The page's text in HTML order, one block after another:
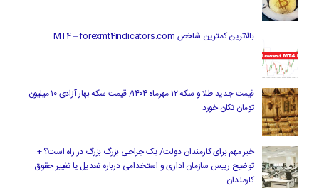
بالاترین کمترین شاخص MT4 – forexmt4indicators.com
قیمت جدید طلا و سکه ۱۲ مهرماه ۱۴۰۴/ قیمت سکه بهار آزادی ۱۰ میلیون
تومان تکان خورد
خبر مهم برای کارمندان دولت/ یک جراحی بزرگ بزرگ در راه است؟ +
توضیح رییس سازمان اداری و استخدامی درباره تعدیل یا تغییر حقوق
کارمندان